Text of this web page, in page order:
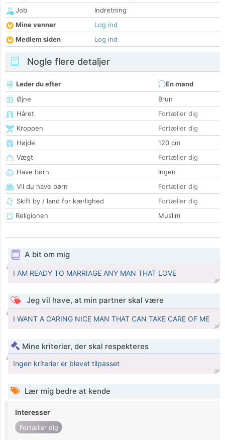
Job
Indretning
Mine venner
Log ind
Medlem siden
Log ind
Nogle flere detaljer
Leder du efter
En mand
Øjne
Brun
Håret
Fortæller dig
Kroppen
Fortæller dig
Højde
120 cm
Vægt
Fortæller dig
Have børn
Ingen
Vil du have børn
Fortæller dig
Skift by / land for kærlighed
Fortæller dig
Religionen
Muslim
A bit om mig
I AM READY TO MARRIAGE ANY MAN THAT LOVE
Jeg vil have, at min partner skal være
I WANT A CARING NICE MAN THAT CAN TAKE CARE OF ME
Mine kriterier, der skal respekteres
Ingen kriterier er blevet tilpasset
Lær mig bedre at kende
Interesser
Fortæller dig